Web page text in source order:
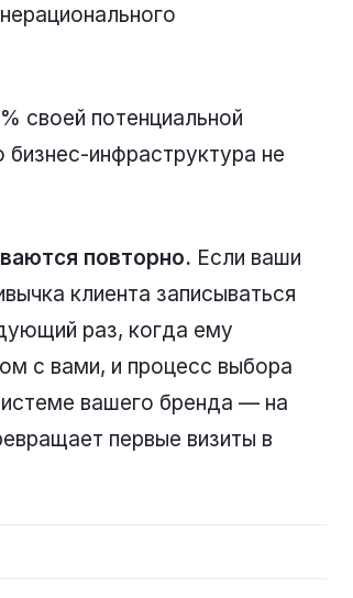
своей потенциальной
инфраструктура не
повторно. Если ваши
клиента записываться
раз, когда ему
с вами, и процесс выбора
вашего бренда — на
первые визиты в